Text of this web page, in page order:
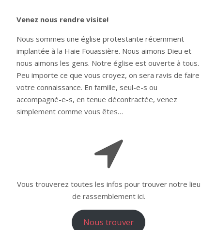
Venez nous rendre visite!
Nous sommes une église protestante récemment
implantée à la Haie Fouassière. Nous aimons Dieu et
nous aimons les gens. Notre église est ouverte à tous.
Peu importe ce que vous croyez, on sera ravis de faire
votre connaissance. En famille, seul-e-s ou
accompagné-e-s, en tenue décontractée, venez
simplement comme vous êtes…
Vous trouverez toutes les infos pour trouver notre lieu
de rassemblement ici.
Nous trouver